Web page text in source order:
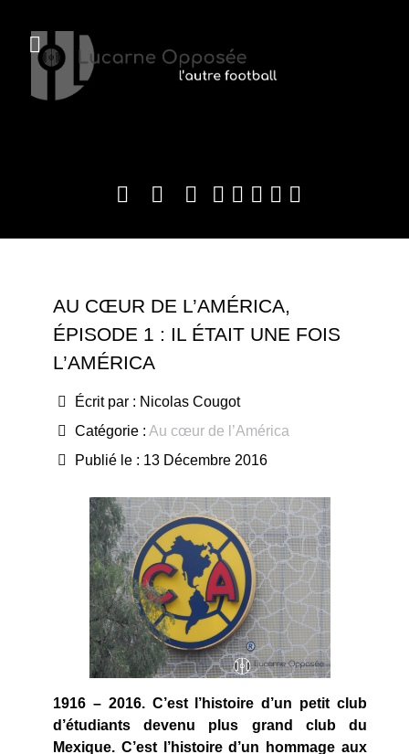
AU CŒUR DE L’AMÉRICA,
ÉPISODE 1 : IL ÉTAIT UNE FOIS
L’AMÉRICA
Écrit par : Nicolas Cougot
Catégorie : Au cœur de l’América
Publié le : 13 Décembre 2016
1916 – 2016. C’est l’histoire d’un petit club
d’étudiants devenu plus grand club du
Mexique. C’est l’histoire d’un hommage aux